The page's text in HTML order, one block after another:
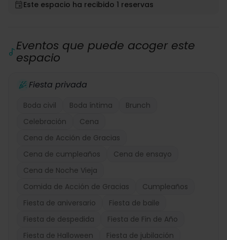
Este espacio ha recibido 1 reservas
Eventos que puede acoger este
espacio
Fiesta privada
Boda civil Boda íntima
Brunch
Celebración
Cena
Cena de Acción de Gracias
Cena de cumpleaños
Cena de ensayo
Cena de Noche Vieja
Comida de Acción de Gracias
Cumpleaños
Fiesta de aniversario
Fiesta de baile
Fiesta de despedida
Fiesta de Fin de Año
Fiesta de Halloween
Fiesta de jubilación